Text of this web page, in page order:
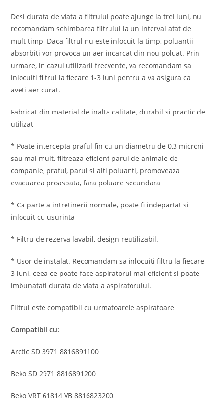
Desi durata de viata a filtrului poate ajunge la trei luni, nu
recomandam schimbarea filtrului la un interval atat de
mult timp. Daca filtrul nu este inlocuit la timp, poluantii
absorbiti vor provoca un aer incarcat din nou poluat. Prin
urmare, in cazul utilizarii frecvente, va recomandam sa
inlocuiti filtrul la fiecare 1-3 luni pentru a va asigura ca
aveti aer curat.
Fabricat din material de inalta calitate, durabil si practic de
utilizat
* Poate intercepta praful fin cu un diametru de 0,3 microni
sau mai mult, filtreaza eficient parul de animale de
companie, praful, parul si alti poluanti, promoveaza
evacuarea proaspata, fara poluare secundara
* Ca parte a intretinerii normale, poate fi indepartat si
inlocuit cu usurinta
* Filtru de rezerva lavabil, design reutilizabil.
* Usor de instalat. Recomandam sa inlocuiti filtru la fiecare
3 luni, ceea ce poate face aspiratorul mai eficient si poate
imbunatati durata de viata a aspiratorului.
Filtrul este compatibil cu urmatoarele aspiratoare:
Compatibil cu:
Arctic SD 3971 8816891100
Beko SD 2971 8816891200
Beko VRT 61814 VB 8816823200